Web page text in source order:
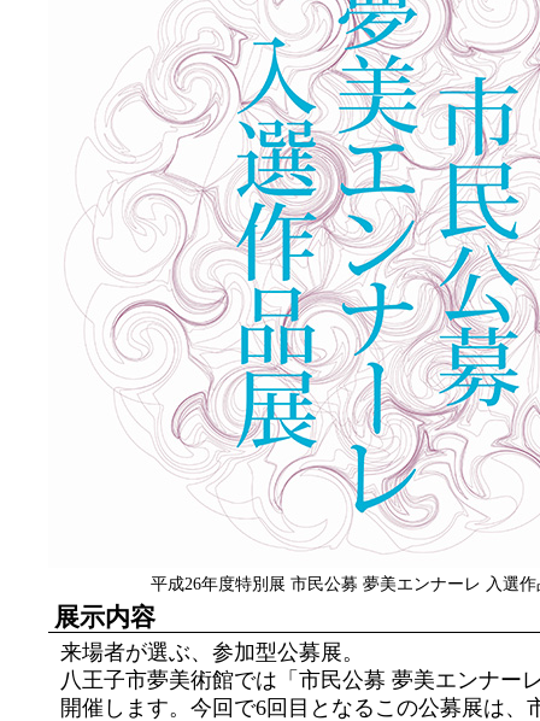
平成26年度特別展 市民公募 夢美エンナーレ 入選
展示内容
来場者が選ぶ、参加型公募展。
八王子市夢美術館では「市民公募 夢美エンナー
開催します。今回で6回目となるこの公募展は、